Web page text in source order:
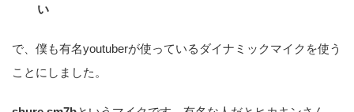
い
で、僕も有名youtuberが使っているダイナミックマイクを使う
ことにしました。